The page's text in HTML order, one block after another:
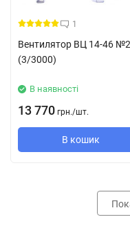
1
Вентилятор ВЦ 14-46 №2
(3/3000)
В наявності
13 770 грн./шт.
В кошик